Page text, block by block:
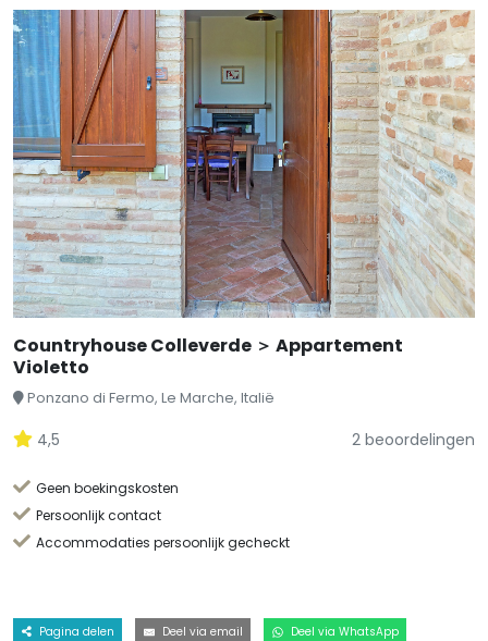
Countryhouse Colleverde ＞ Appartement
Violetto
Ponzano di Fermo, Le Marche, Italië
4,5 2 beoordelingen
Geen boekingskosten
Persoonlijk contact
Accommodaties persoonlijk gecheckt
Pagina delen Deel via email Deel via WhatsApp